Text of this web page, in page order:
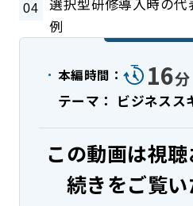
選択型研修導入時の
例
本編時間： 16分
テーマ： ビジネスス
この動画は視
続きをご覧